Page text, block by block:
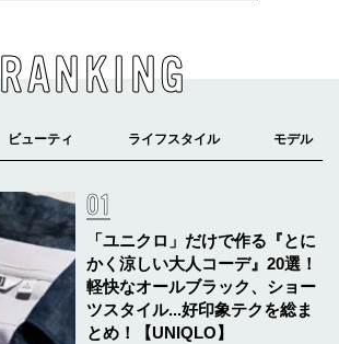
RANKING
「ユニクロ」だけで作る『とに
かく涼しい大人コーデ』20選！
軽快なオールブラック、ショー
ツスタイル...好印象テクを総ま
とめ！【UNIQLO】